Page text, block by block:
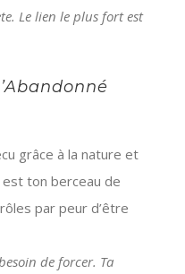
Le lien le plus fort est
grâce à la nature et
ton berceau de
par peur d’être
de forcer. Ta